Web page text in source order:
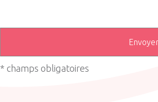
* champs obligatoires